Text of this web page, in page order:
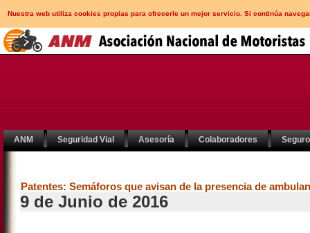
Nuestra web utiliza cookies propias para ofrecerle un mejor servicio. Si continúa
ANM Seguridad Vial Asesoría Colaboradores
Patentes: Semáforos que avisan de la presencia de
9 de Junio de 2016